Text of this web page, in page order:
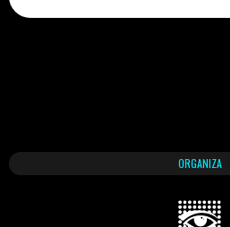
ORGANIZA